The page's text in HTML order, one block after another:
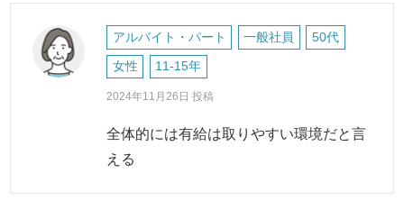
アルバイト・パート 一般社員 50代
女性 11-15年
2024年11月26日 投稿
全体的には有給は取りやすい環境だと言
える